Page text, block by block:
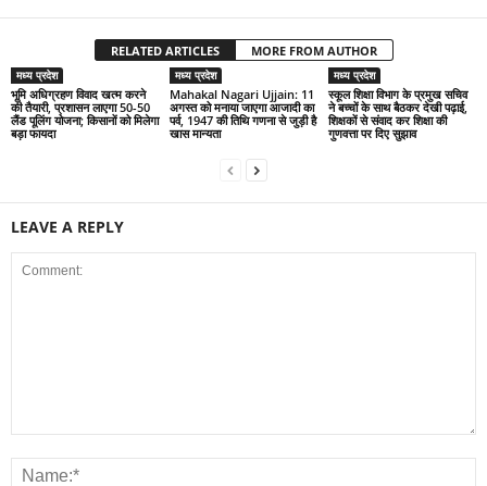
RELATED ARTICLES MORE FROM AUTHOR
मध्य प्रदेश
भूमि अधिग्रहण विवाद खत्म करने
की तैयारी, प्रशासन लाएगा 50-50
लैंड पूलिंग योजना; किसानों को मिलेगा
बड़ा फायदा
मध्य प्रदेश
Mahakal Nagari Ujjain: 11
अगस्त को मनाया जाएगा आजादी का
पर्व, 1947 की तिथि गणना से जुड़ी है
खास मान्यता
मध्य प्रदेश
स्कूल शिक्षा विभाग के प्रमुख सचिव
ने बच्चों के साथ बैठकर देखी पढ़ाई,
शिक्षकों से संवाद कर शिक्षा की
गुणवत्ता पर दिए सुझाव
LEAVE A REPLY